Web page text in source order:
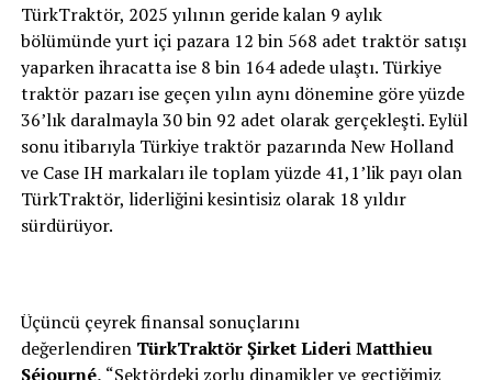
TürkTraktör, 2025 yılının geride kalan 9 aylık
bölümünde yurt içi pazara 12 bin 568 adet traktör satışı
yaparken ihracatta ise 8 bin 164 adede ulaştı. Türkiye
traktör pazarı ise geçen yılın aynı dönemine göre yüzde
36’lık daralmayla 30 bin 92 adet olarak gerçekleşti. Eylül
sonu itibarıyla Türkiye traktör pazarında New Holland
ve Case IH markaları ile toplam yüzde 41,1’lik payı olan
TürkTraktör, liderliğini kesintisiz olarak 18 yıldır
sürdürüyor.
Üçüncü çeyrek finansal sonuçlarını
değerlendiren TürkTraktör Şirket Lideri Matthieu
Séjourné, “Sektördeki zorlu dinamikler ve geçtiğimiz